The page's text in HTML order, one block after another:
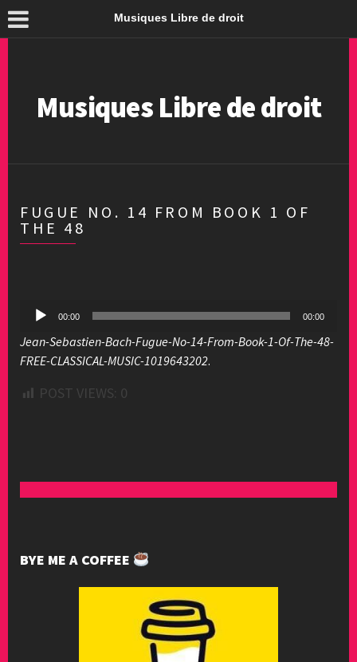
Musiques Libre de droit
Musiques Libre de droit
FUGUE NO. 14 FROM BOOK 1 OF
THE 48
Lecteur 00:00 00:00
Jean-Sebastien-Bach-Fugue-No-14-From-Book-1-Of-The-48-
FREE-CLASSICAL-MUSIC-1019643202.
POST VIEWS: 0
BYE ME A COFFEE